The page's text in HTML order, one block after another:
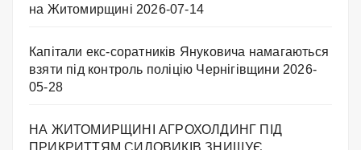
на Житомирщині 2026-07-14
Капітали екс-соратників Януковича намагаються
взяти під контроль поліцію Чернігівщини 2026-
05-28
НА ЖИТОМИРЩИНІ АГРОХОЛДИНГ ПІД